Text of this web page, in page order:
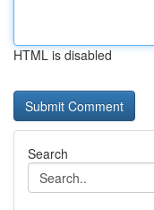
HTML is disabled
Search